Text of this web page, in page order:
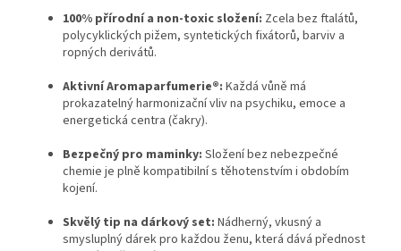
100% přírodní a non-toxic složení: Zcela bez ftalátů,
polycyklických pižem, syntetických fixátorů, barviv a
ropných derivátů.
Aktivní Aromaparfumerie®: Každá vůně má
prokazatelný harmonizační vliv na psychiku, emoce a
energetická centra (čakry).
Bezpečný pro maminky: Složení bez nebezpečné
chemie je plně kompatibilní s těhotenstvím i obdobím
kojení.
Skvělý tip na dárkový set: Nádherný, vkusný a
smysluplný dárek pro každou ženu, která dává přednost